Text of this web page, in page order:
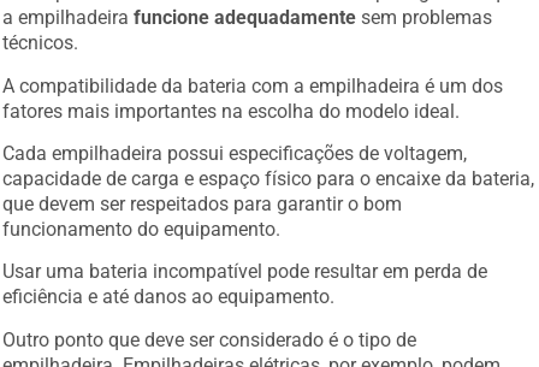
a empilhadeirafuncione adequadamente sem problemas
técnicos.
A compatibilidade da bateria com a empilhadeira é um dos
fatores mais importantes na escolha do modelo ideal.
Cada empilhadeira possui especificações de voltagem,
capacidade de carga e espaço físico para o encaixe da bateria,
que devem ser respeitados para garantir o bom
funcionamento do equipamento.
Usar uma bateria incompatível pode resultar em perda de
eficiência e até danos ao equipamento.
Outro ponto que deve ser considerado é o tipo de